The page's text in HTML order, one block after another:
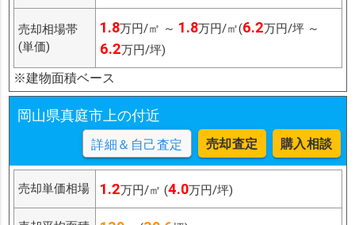
売却相場帯
(単価)
1.8万円/㎡ ～ 1.8万円/㎡(6.2万円/坪 ～
6.2万円/坪)
※建物面積ベース
岡山県真庭市上の付近
詳細＆自己査定 売却査定 購入相談
売却単価相場 1.2万円/㎡ (4.0万円/坪)